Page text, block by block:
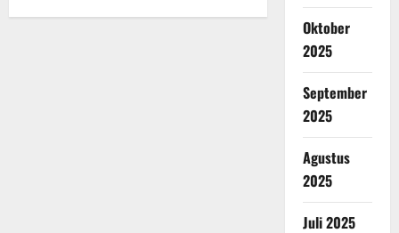
Oktober
2025
September
2025
Agustus
2025
Juli 2025